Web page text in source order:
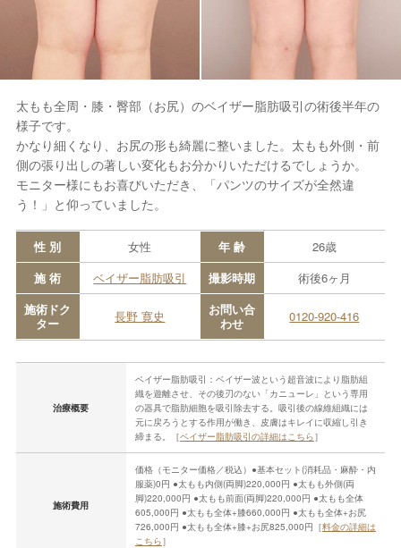
太もも全周・膝・臀部（お尻）のベイザー脂肪吸引の術後半年の
様子です。
かなり細くなり、お尻の形も綺麗に整いました。太もも外側・前
側の張り出しの著しい変化もお分かりいただけるでしょうか。
モニター様にもお喜びいただき、「パンツのサイズが全然違
う！」と仰っていました。
性 別 女性 年 齢
26歳
施 術
ベイザー脂肪吸引 撮影時期
術後6ヶ月
施術ドク
ター
長野 寛史
お問い合
わせ
0120-920-416
治療概要
ベイザー脂肪吸引：ベイザー波という超音波により脂肪組
織を遊離させ、その後刃のない「カニューレ」という専用
の器具で脂肪細胞を吸引除去する。吸引後の線維組織には
元に戻ろうとする作用が働き、皮膚はキレイに収縮し引き
締まる。［ベイザー脂肪吸引の詳細はこちら］
施術費用
価格（モニター価格／税込）●基本セット(消耗品・麻酔・内
服薬)0円 ●太もも内側(両脚)220,000円 ●太もも外側(両
脚)220,000円 ●太もも前面(両脚)220,000円 ●太もも全体
605,000円 ●太もも全体+膝660,000円 ●太もも全体+お尻
726,000円 ●太もも全体+膝+お尻825,000円［料金の詳細は
こちら］